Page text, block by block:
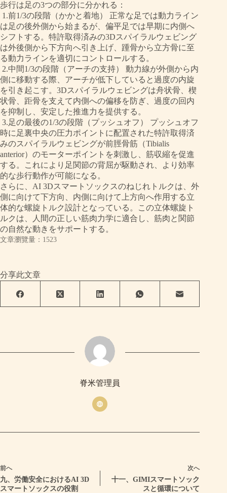
歩行は足の3つの部分に分かれる：
1.前1/3の段階（かかと着地） 正常な足では動力ライン
は足の後外側から始まるが、偏平足では早期に内側へ
シフトする。特許取得済みの3Dスパイラルウェビング
は外後側から下方向へ引き上げ、踵骨から立方骨に至
る動力ラインを適切にコントロールする。
2.中間1/3の段階（アーチの支持） 動力線が外側から内
側に移動する際、アーチが低下していると過度の内旋
を引き起こす。3Dスパイラルウェビングは舟状骨、楔
状骨、距骨を支えて内側への偏移を防ぎ、過度の回内
を抑制し、安定した推進力を提供する。
3.足の最後の1/3の段階（プッシュオフ） プッシュオフ
時に足裏中央の圧力ポイントに配置された特許取得済
みのスパイラルウェビングが前脛骨筋（Tibialis
anterior）のモーターポイントを刺激し、筋収縮を促進
する。これにより足関節の背屈が駆動され、より効率
的な歩行動作が可能になる。
さらに、AI 3Dスマートソックスのねじれトルクは、外
側に向けて下方向、内側に向けて上方向へ作用する立
体的な螺旋トルク設計となっている。この立体螺旋ト
ルクは、人間の正しい筋肉力学に適合し、筋肉と関節
の自然な動きをサポートする。
文章瀏覽量：1523
分享此文章
脊米管理員
前へ
九、労働安全におけるAI 3D
スマートソックスの役割
次へ
十一、GIMIスマートソック
スと循環について